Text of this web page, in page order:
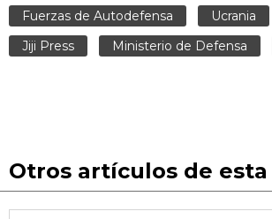
Fuerzas de Autodefensa Ucrania
Jiji Press
Ministerio de Defensa
Otros artículos de esta